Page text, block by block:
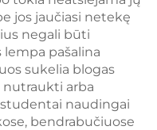
jos jaučiasi netekę
negali būti
pašalina
sukelia blogas
nutraukti arba
naudingai
bendrabučiuose